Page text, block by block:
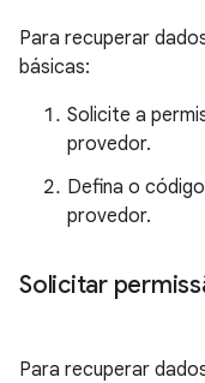
Para recuperar
básicas:
Solicite a
provedor.
Defina o
provedor.
Solicitar
Para recuperar